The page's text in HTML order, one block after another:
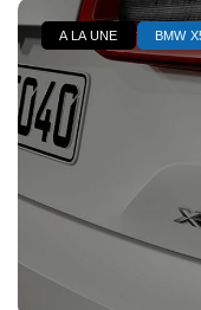
A LA UNE BMW